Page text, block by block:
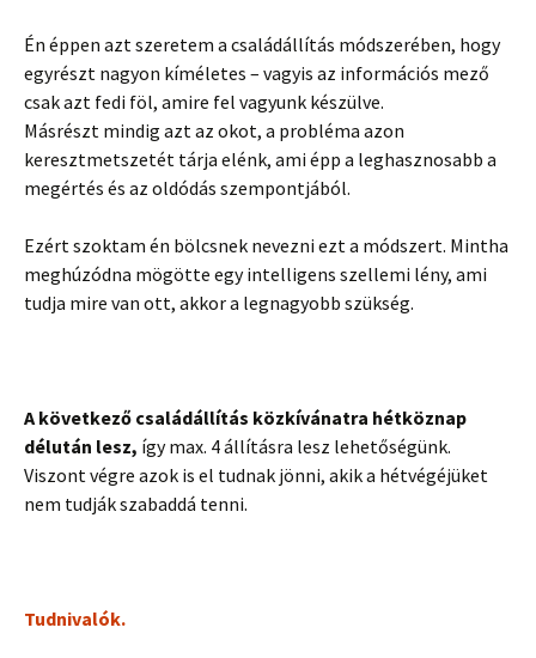
Én éppen azt szeretem a családállítás módszerében, hogy
egyrészt nagyon kíméletes – vagyis az információs mező
csak azt fedi föl, amire fel vagyunk készülve.
Másrészt mindig azt az okot, a probléma azon
keresztmetszetét tárja elénk, ami épp a leghasznosabb a
megértés és az oldódás szempontjából.
Ezért szoktam én bölcsnek nevezni ezt a módszert. Mintha
meghúzódna mögötte egy intelligens szellemi lény, ami
tudja mire van ott, akkor a legnagyobb szükség.
A következő családállítás közkívánatra hétköznap
délután lesz, így max. 4 állításra lesz lehetőségünk.
Viszont végre azok is el tudnak jönni, akik a hétvégéjüket
nem tudják szabaddá tenni.
Tudnivalók.